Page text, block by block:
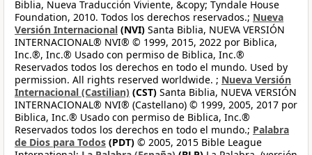
Biblia, Nueva Traducción Viviente, &copy; Tyndale House
Foundation, 2010. Todos los derechos reservados.; Nueva
Versión Internacional (NVI) Santa Biblia, NUEVA VERSIÓN
INTERNACIONAL® NVI® © 1999, 2015, 2022 por Biblica,
Inc.®, Inc.® Usado con permiso de Biblica, Inc.®
Reservados todos los derechos en todo el mundo. Used by
permission. All rights reserved worldwide. ; Nueva Versión
Internacional (Castilian) (CST) Santa Biblia, NUEVA VERSIÓN
INTERNACIONAL® NVI® (Castellano) © 1999, 2005, 2017 por
Biblica, Inc.® Usado con permiso de Biblica, Inc.®
Reservados todos los derechos en todo el mundo.; Palabra
de Dios para Todos (PDT) © 2005, 2015 Bible League